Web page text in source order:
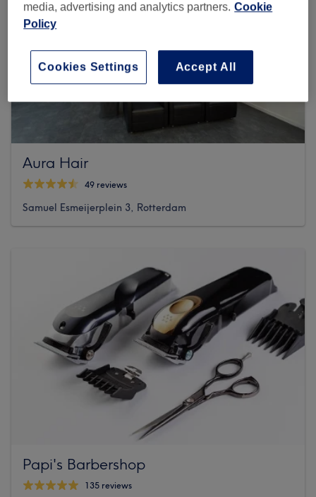
Aura Hair
49 reviews
Samuel Esmeijerplein 3, Rotterdam
Papi's Barbershop
135 reviews
media, advertising and analytics partners. Cookie
Policy
Accept All
Cookies Settings